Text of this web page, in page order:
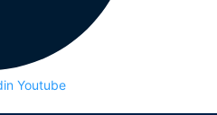
Youtube